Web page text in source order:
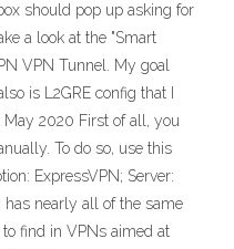
should pop up asking for
a look at the "Smart
VPN Tunnel. My goal
is L2GRE config that I
2020 First of all, you
To do so, use this
ExpressVPN; Server:
nearly all of the same
find in VPNs aimed at